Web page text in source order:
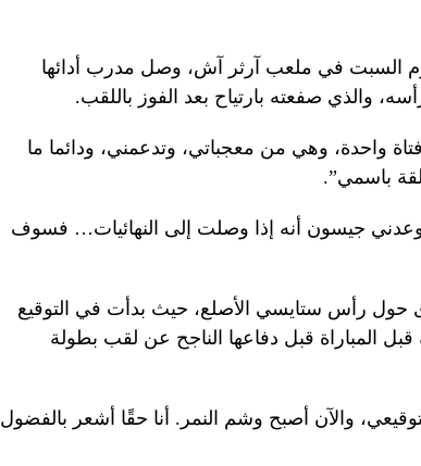
يوم السبت في ملعب آرثر آش، وصل مدرب أدائها
والذي صفعته بارتياح بعد الفوز باللقب.
واحدة، وهي من معجباتي، وتدعمني، ودائما ما
باسمي”.
جيسون أنه إذا وصلت إلى النهائيات… فسوف
حول رأس ستايسي الأصلع، حيث بدأت في التوقيع
المباراة قبل دفاعها الناجح عن لقب بطولة
والآن أصبح وشم النمر. أنا حقًا أشعر بالفضول